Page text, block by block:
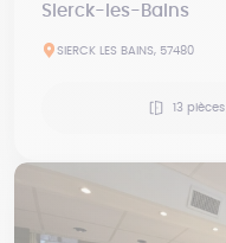
Sierck-les-Bains
SIERCK LES BAINS, 57480
13 pièces